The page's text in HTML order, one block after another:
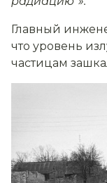
Главный
что уровень
частицам